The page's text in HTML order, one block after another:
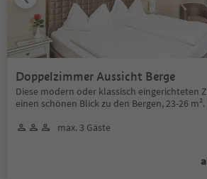
Doppelzimmer Aussicht Berge
Diese modern oder klassisch eingerichteten
einen schönen Blick zu den Bergen, 23-26
max. 3 Gäste